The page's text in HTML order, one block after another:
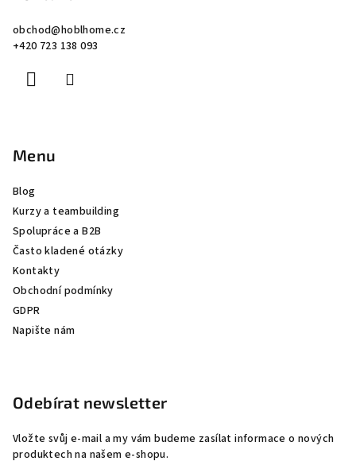
obchod@hoblhome.cz
+420 723 138 093
Menu
Blog
Kurzy a teambuilding
Spolupráce a B2B
Často kladené otázky
Kontakty
Obchodní podmínky
GDPR
Napište nám
Odebírat newsletter
Vložte svůj e-mail a my vám budeme zasílat informace o nových
produktech na našem e-shopu.